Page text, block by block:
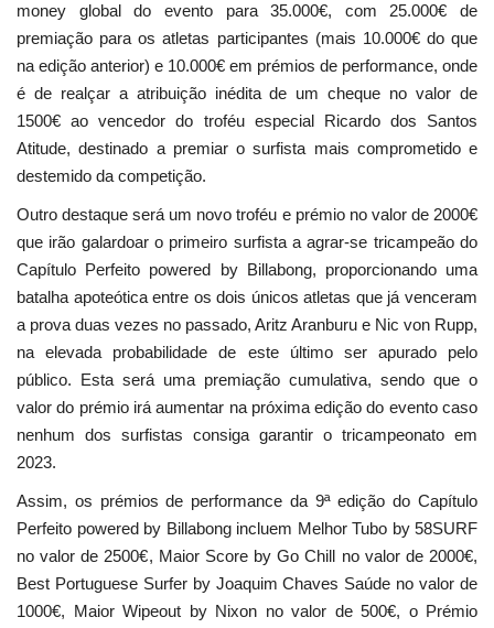
money global do evento para 35.000€, com 25.000€ de
premiação para os atletas participantes (mais 10.000€ do que
na edição anterior) e 10.000€ em prémios de performance, onde
é de realçar a atribuição inédita de um cheque no valor de
1500€ ao vencedor do troféu especial Ricardo dos Santos
Atitude, destinado a premiar o surfista mais comprometido e
destemido da competição.
Outro destaque será um novo troféu e prémio no valor de 2000€
que irão galardoar o primeiro surfista a agrar-se tricampeão do
Capítulo Perfeito powered by Billabong, proporcionando uma
batalha apoteótica entre os dois únicos atletas que já venceram
a prova duas vezes no passado, Aritz Aranburu e Nic von Rupp,
na elevada probabilidade de este último ser apurado pelo
público. Esta será uma premiação cumulativa, sendo que o
valor do prémio irá aumentar na próxima edição do evento caso
nenhum dos surfistas consiga garantir o tricampeonato em
2023.
Assim, os prémios de performance da 9ª edição do Capítulo
Perfeito powered by Billabong incluem Melhor Tubo by 58SURF
no valor de 2500€, Maior Score by Go Chill no valor de 2000€,
Best Portuguese Surfer by Joaquim Chaves Saúde no valor de
1000€, Maior Wipeout by Nixon no valor de 500€, o Prémio